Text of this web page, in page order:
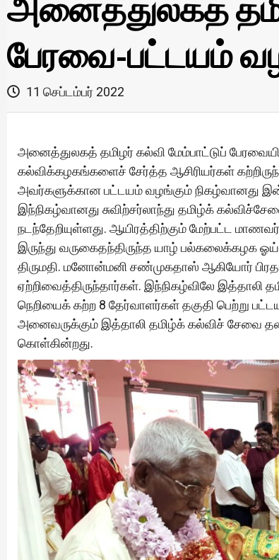
அனைத்துலகத்
பேரவை-பட்டயம்
11 செப்டம்பர் 2022
அனைத்துலகத் தமிழர் கல்வி மேம்பாட்டுப்
கல்விக்கழகங்களைச் சேர்த்த ஆசிரியர்கள்
அவர்களுக்கான பட்டயம் வழங்கும் நிகழ்வானது
இந்நிகழ்வானது சுவிற்சர்லாந்து தமிழ்க்
நடந்தேறியுள்ளது. ஆயிரத்திற்கும் மேற்பட்ட
இருந்து வருகைதந்திருந்த யாழ் பல்கலைக்கழக
திருமதி. மனோன்மனி சண்முகதாஸ் ஆகியோர்
ஏற்றிவைத்திருந்தார்கள். இந்நிகழ்விலே இத்தாலி
நெறியைக் கற்ற 8 தேர்வாளர்கள் தகுதி பெற்று
அனைவருக்கும் இத்தாலி தமிழ்க் கல்விச் சேவை
கொள்கின்றது.